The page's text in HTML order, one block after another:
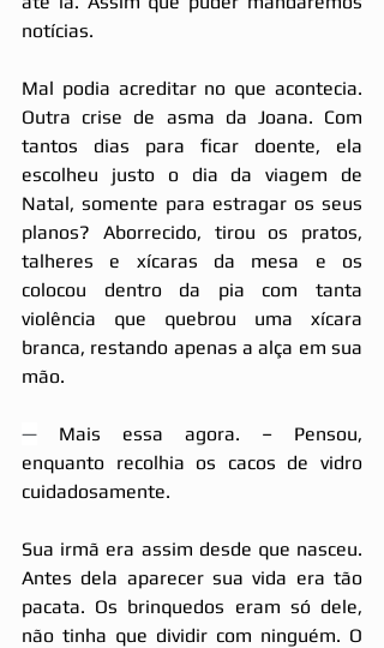
notícias.
Mal podia acreditar no que acontecia.
Outra crise de asma da Joana. Com
tantos dias para ficar doente, ela
escolheu justo o dia da viagem de
Natal, somente para estragar os seus
planos? Aborrecido, tirou os pratos,
talheres e xícaras da mesa e os
colocou dentro da pia com tanta
violência que quebrou uma xícara
branca, restando apenas a alça em sua
mão.
— Mais essa agora. – Pensou,
enquanto recolhia os cacos de vidro
cuidadosamente.
Sua irmã era assim desde que nasceu.
Antes dela aparecer sua vida era tão
pacata. Os brinquedos eram só dele,
não tinha que dividir com ninguém. O